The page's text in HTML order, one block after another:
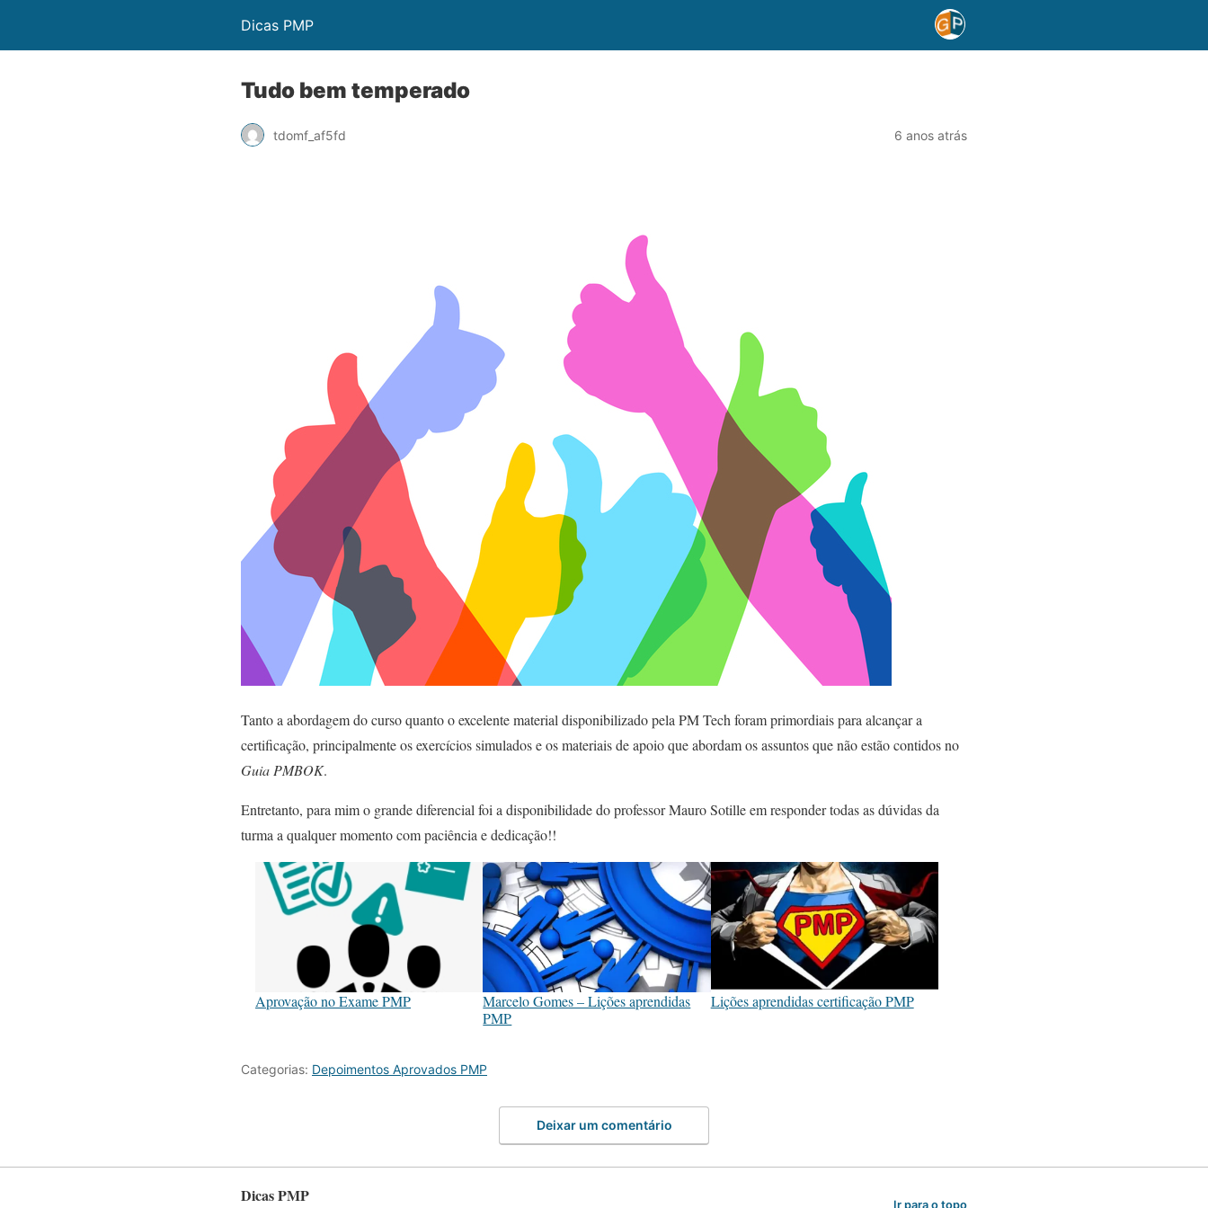
Dicas PMP
Tudo bem temperado
tdomf_af5fd 6 anos atrás
Tanto a abordagem do curso quanto o excelente material disponibilizado pela PM Tech foram primordiais para alcançar a
certificação, principalmente os exercícios simulados e os materiais de apoio que abordam os assuntos que não estão contidos no
Guia PMBOK.
Entretanto, para mim o grande diferencial foi a disponibilidade do professor Mauro Sotille em responder todas as dúvidas da
turma a qualquer momento com paciência e dedicação!!
Aprovação no Exame PMP
Marcelo Gomes – Lições aprendidas
PMP
Lições aprendidas certificação PMP
Categorias: Depoimentos Aprovados PMP
Deixar um comentário
Dicas PMP Ir para o topo